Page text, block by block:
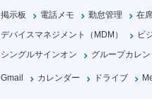
掲示板
電話メモ 勤怠管理
在
デバイスマネジメント（MDM）
ビ
シングルサインオン
グループカレ
Gmail カレンダー ドライブ